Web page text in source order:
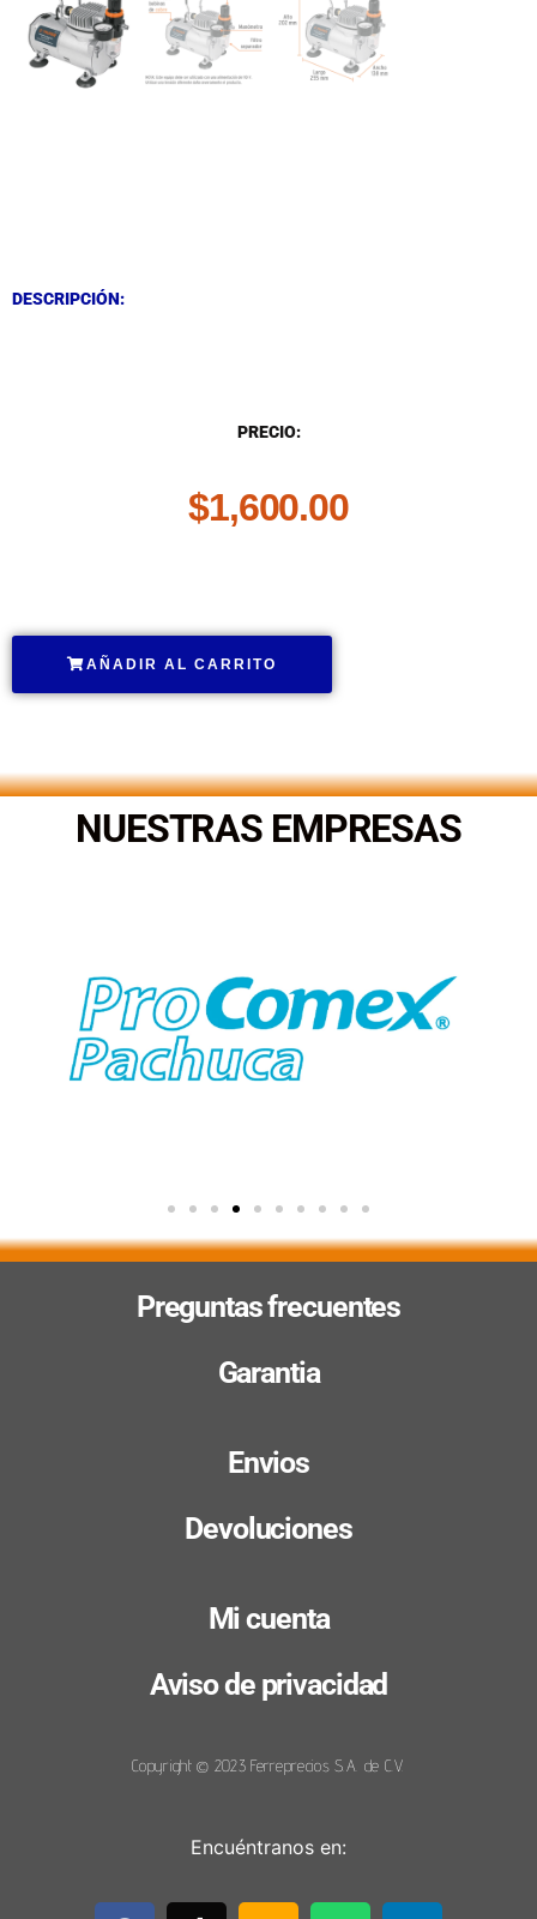
DESCRIPCIÓN:
PRECIO:
$1,600.00
AÑADIR AL CARRITO
NUESTRAS EMPRESAS
Preguntas frecuentes
Garantia
Envios
Devoluciones
Mi cuenta
Aviso de privacidad
Copyright © 2023 Ferreprecios S.A. de C.V.
Encuéntranos en: